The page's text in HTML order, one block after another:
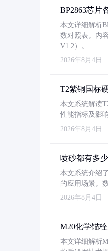
BP2863芯片
本文详细解析
数对照表。内
V1.2）。
2026年8月4日
T2紫铜国标
本文系统解读
性能指标及影
2026年8月4日
喷砂都有多
本文系统介绍
的应用场景。
2026年8月4日
M20化学锚
本文详细解析